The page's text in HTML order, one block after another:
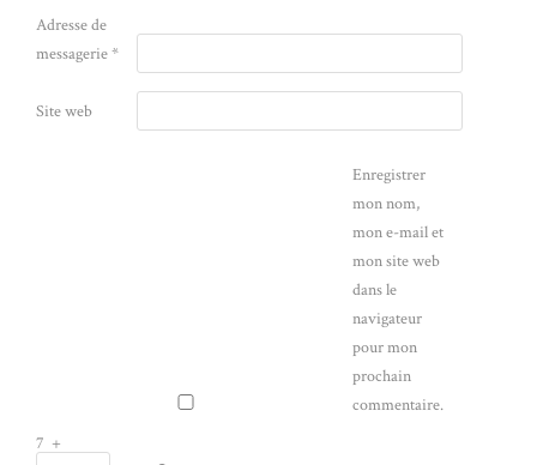
Adresse de
messagerie*
Site web
Enregistrer
mon nom,
mon e-mail et
mon site web
dans le
navigateur
pour mon
prochain
commentaire.
7 +